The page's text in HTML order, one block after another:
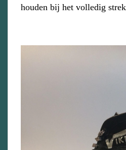
houden bij het volledig